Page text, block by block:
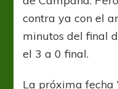
contra ya con el
minutos del final
el 3 a 0 final.
La próxima